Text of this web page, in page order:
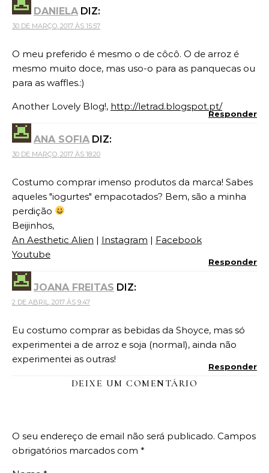
DANIELA DIZ:
30 DE MARÇO, 2017 ÀS 15:57
O meu preferido é mesmo o de côcô. O de arroz é
mesmo muito doce, mas uso-o para as panquecas ou
para as waffles.:)
Another Lovely Blog!, http://letrad.blogspot.pt/
Responder
ANA SOFIA DIZ:
30 DE MARÇO, 2017 ÀS 18:20
Costumo comprar imenso produtos da marca! Sabes
aqueles "iogurtes" empacotados? Bem, são a minha
perdição
Beijinhos,
An Aesthetic Alien | Instagram | Facebook
Youtube
Responder
JOANA FREITAS DIZ:
2 DE ABRIL, 2017 ÀS 9:47
Eu costumo comprar as bebidas da Shoyce, mas só
experimentei a de arroz e soja (normal), ainda não
experimentei as outras!
Responder
DEIXE UM COMENTÁRIO
O seu endereço de email não será publicado. Campos
obrigatórios marcados com *